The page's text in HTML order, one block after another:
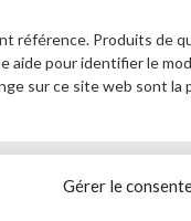
Gérer le
référence. Produits de
aide pour identifier le
sur ce site web sont la
L’ACHAT EN